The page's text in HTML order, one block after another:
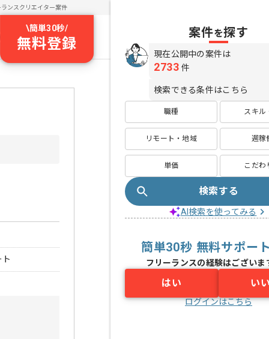
ランスクリエイター案件
\簡単30秒/
無料登録
案件を探す
現在公開中の案件は
2733 件
検索できる条件はこちら
職種 スキル
リモート・地域 週稼
単価 こだわ
検索する
AI検索を使ってみる
簡単30秒 無料サポー
フリーランスの経験はございま
はい い
ログインはこちら